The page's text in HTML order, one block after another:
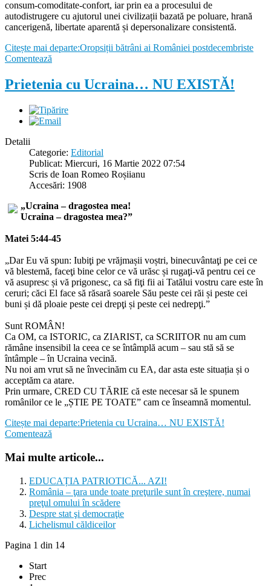
consum-comoditate-confort, iar prin ea a procesului de
autodistrugere cu ajutorul unei civilizații bazată pe poluare, hrană
cancerigenă, libertate aparentă și depersonalizare consistentă.
Citește mai departe:Oropsiții bătrâni ai României postdecembriste
Comentează
Prietenia cu Ucraina… NU EXISTĂ!
Detalii
Categorie: Editorial
Publicat: Miercuri, 16 Martie 2022 07:54
Scris de Ioan Romeo Roșiianu
Accesări: 1908
„Ucraina – dragostea mea!
Ucraina – dragostea mea?”
Matei 5:44-45
„Dar Eu vă spun: Iubiţi pe vrăjmașii voștri, binecuvântaţi pe cei ce
vă blestemă, faceţi bine celor ce vă urăsc și rugaţi-vă pentru cei ce
vă asupresc și vă prigonesc, ca să fiţi fii ai Tatălui vostru care este în
ceruri; căci El face să răsară soarele Său peste cei răi și peste cei
buni și dă ploaie peste cei drepţi și peste cei nedrepţi.”
Sunt ROMÂN!
Ca OM, ca ISTORIC, ca ZIARIST, ca SCRIITOR nu am cum
rămâne insensibil la ceea ce se întâmplă acum – sau stă să se
întâmple – în Ucraina vecină.
Nu noi am vrut să ne învecinăm cu EA, dar asta este situația și o
acceptăm ca atare.
Prin urmare, CRED CU TĂRIE că este necesar să le spunem
românilor ce le „ȘTIE PE TOATE” cam ce înseamnă momentul.
Citește mai departe:Prietenia cu Ucraina… NU EXISTĂ!
Comentează
Mai multe articole...
EDUCAȚIA PATRIOTICĂ... AZI!
România – ţara unde toate preţurile sunt în creştere, numai
preţul omului în scădere
Despre stat şi democraţie
Lichelismul căldiceilor
Pagina 1 din 14
Start
Prec